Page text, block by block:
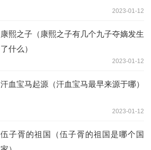
2023-01-12
康熙之子（康熙之子有几个九子夺嫡发生
了什么）
2023-01-12
汗血宝马起源（汗血宝马最早来源于哪）
2023-01-12
伍子胥的祖国（伍子胥的祖国是哪个国